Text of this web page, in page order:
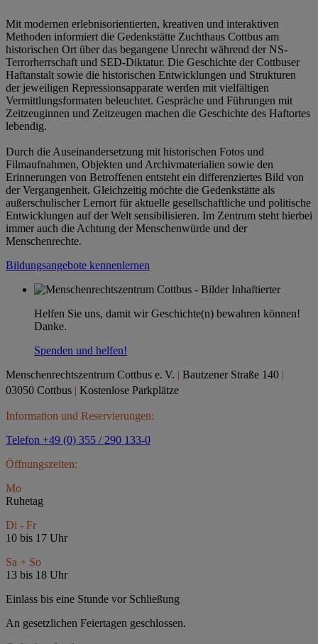
Mit modernen erlebnisorientierten, kreativen und interaktiven
Methoden informiert die Gedenkstätte Zuchthaus Cottbus am
historischen Ort über das begangene Unrecht während der NS-
Terrorherrschaft und SED-Diktatur. Die Geschichte der Cottbuser
Haftanstalt sowie die historischen Entwicklungen und Strukturen
der jeweiligen Repressionsapparate werden mit vielfältigen
Vermittlungsformaten beleuchtet. Gespräche und Führungen mit
Zeitzeuginnen und Zeitzeugen machen die Geschichte des Haftortes
lebendig.
Durch die Auseinandersetzung mit historischen Fotos und
Filmaufnahmen, Objekten und Archivmaterialien sowie den
Erinnerungen von Betroffenen entsteht ein differenziertes Bild von
der Vergangenheit. Gleichzeitig möchte die Gedenkstätte als
außerschulischer Lernort für aktuelle gesellschaftliche und politische
Entwicklungen auf der Welt sensibilisieren. Im Zentrum steht hierbei
immer auch die Achtung der Menschenwürde und der
Menschenrechte.
Bildungsangebote kennenlernen
Helfen Sie uns, damit wir Geschichte(n) bewahren können!
Danke.
Spenden und helfen!
Menschenrechtszentrum Cottbus e. V. | Bautzener Straße 140 |
03050 Cottbus | Kostenlose Parkplätze
Information und Reservierungen:
Telefon +49 (0) 355 / 290 133-0
Öffnungszeiten:
Mo
Ruhetag
Di - Fr
10 bis 17 Uhr
Sa + So
13 bis 18 Uhr
Einlass bis eine Stunde vor Schließung
An gesetzlichen Feiertagen geschlossen.